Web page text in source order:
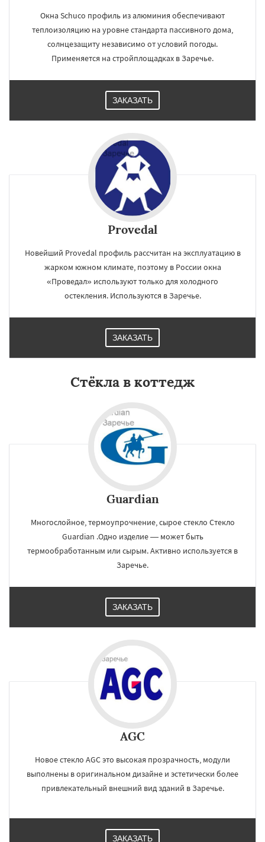
Окна Schuco профиль из алюминия обеспечивают
теплоизоляцию на уровне стандарта пассивного дома,
солнцезащиту независимо от условий погоды.
Применяется на стройплощадках в Заречье.
ЗАКАЗАТЬ
Provedal
Новейший Provedal профиль рассчитан на эксплуатацию в
жарком южном климате, поэтому в России окна
«Проведал» используют только для холодного
остекления. Используются в Заречье.
ЗАКАЗАТЬ
Стёкла в коттедж
Guardian
Многослойное, термоупрочнение, сырое стекло Стекло
Guardian .Одно изделие — может быть
термообработанным или сырым. Активно используется в
Заречье.
ЗАКАЗАТЬ
AGC
Новое стекло AGC это высокая прозрачность, модули
выполнены в оригинальном дизайне и эстетически более
привлекательный внешний вид зданий в Заречье.
ЗАКАЗАТЬ